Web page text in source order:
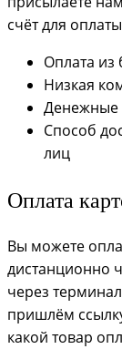
счёт для оплаты
Оплата из
Низкая
Денежные
Способ
лиц
Оплата
Вы можете
дистанционно
через
пришлём
какой товар